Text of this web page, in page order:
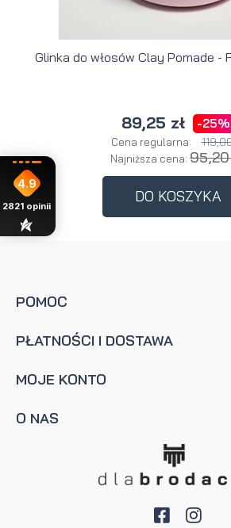
Glinka do włosów Clay Pomade -
89,25 zł -25%
Cena regularna:
Najniższa cena: 95,20
DO KOSZYKA
POMOC
PŁATNOŚCI I DOSTAWA
MOJE KONTO
O NAS
4.9
2821 opinii